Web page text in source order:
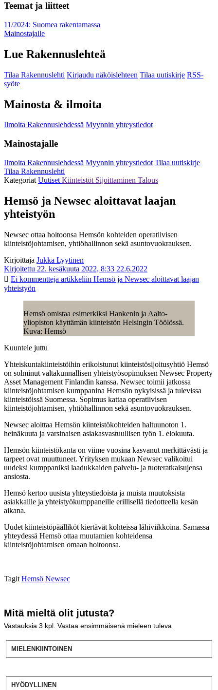
Teemat ja liitteet
11/2024: Suomea rakentamassa
Mainostajalle
Lue Rakennuslehteä
Tilaa Rakennuslehti Kirjaudu näköislehteen Tilaa uutiskirje RSS-
syöte
Mainosta & ilmoita
Ilmoita Rakennuslehdessä Myynnin yhteystiedot
Mainostajalle
Ilmoita Rakennuslehdessä Myynnin yhteystiedot Tilaa uutiskirje
Tilaa Rakennuslehti
Kategoriat Uutiset Kiinteistöt Sijoittaminen Talous
Hemsö ja Newsec aloittavat laajan
yhteistyön
Newsec ottaa hoitoonsa Hemsön kohteiden operatiivisen
kiinteistöjohtamisen, yhtiöhallinnon sekä asuntovuokrauksen.
Kirjoittaja Jukka Lyytinen
Kirjoitettu 22. kesäkuuta 2022, 8:33 22.6.2022
Ei kommentteja artikkeliin Hemsö ja Newsec aloittavat laajan
yhteistyön
Hemsö omistaa esimerkiksi Hankenin ja Aalto-
yliopiston käyttämän kiinteistön Helsingin Töölössä.
Kuva: Hemsö
Kuuntele juttu
Yhteiskuntakiinteistöihin erikoistunut kiinteistösijoitusyhtiö Hemsö
on solminut valtakunnallisen yhteistyösopimuksen Newsec Property
Asset Management Finlandin kanssa. Newsec toimii jatkossa
kiinteistöjohtamisen kumppanina Hemsön nykyisissä ja tulevissa
kiinteistöissä Suomessa. Sopimus kattaa operatiivisen
kiinteistöjohtamisen, yhtiöhallinnon sekä asuntovuokrauksen.
Newsec aloittaa Hemsön kiinteistökohteiden haltuunoton 1.
heinäkuuta ja varsinaisen asiakasvastuullisen työn 1. elokuuta.
Hemsön kiinteistökanta on viime vuosina kasvanut merkittävästi ja
tarpeet ovat muuttuneet. Yrityksen mukaan Newsec valikoitui
uudeksi kumppaniksi laadukkaiden palvelu- ja tuoteratkaisujensa
ansiosta.
Hemsö kertoo uusista yhteystiedoista ja muista muutoksista
asiakkaille ja yhteistyökumppaneille erillisellä tiedotteella kesän
aikana.
Uudet kiinteistöpäälliköt kiertävät kohteissa lähiviikkoina. Samassa
yhteydessä Hemsö ottaa muutamien kohteidensa
kiinteistöjohtamisen omaan hoitoonsa.
Tagit Hemsö Newsec
Mitä mieltä olit jutusta?
Vastauksia 3 kpl. Vastaa ensimmäisenä mieleen tuleva
MIELENKIINTOINEN
HYÖDYLLINEN